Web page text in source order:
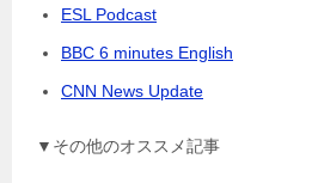
ESL Podcast
BBC 6 minutes English
CNN News Update
▼その他のオススメ記事